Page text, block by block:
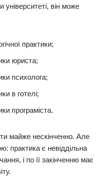
університеті, він може
практики;
юриста;
психолога;
в готелі;
програміста.
майже нескінченно. Але
практика є невіддільна
і по її закінченню має